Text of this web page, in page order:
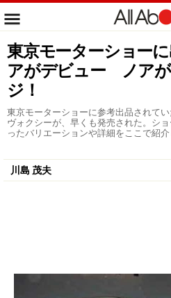
東京モーターショー
アがデビュー ノア
ジ！
東京モーターショーに参考出品されて
ヴォクシーが、早くも発売された。シ
ったバリエーションや詳細をここで紹介
川島 茂夫